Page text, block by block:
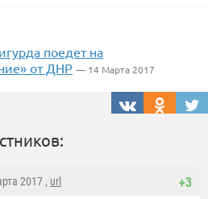
поедет на
от ДНР — 14 Марта 2017
+3
2017 , url